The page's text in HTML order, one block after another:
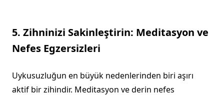
5. Zihninizi Sakinleştirin: Meditasyon ve
Nefes Egzersizleri
Uykusuzluğun en büyük nedenlerinden biri aşırı
aktif bir zihindir. Meditasyon ve derin nefes